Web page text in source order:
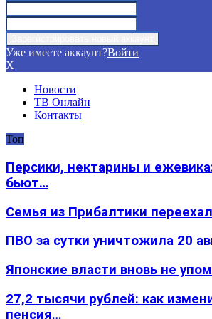
Уже имеете аккаунт?Войти
X
Новости
ТВ Онлайн
Контакты
Топ
Персики, нектарины и
бьют…
Семья из Прибалтики
ПВО за сутки уничтожила 20
Японские власти вновь не
27,2 тысячи рублей: как
пенсия…